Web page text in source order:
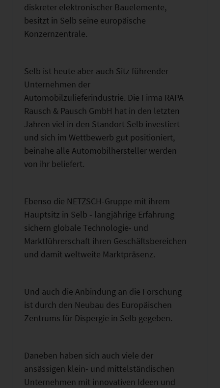
diskreter elektronischer Bauelemente,
besitzt in Selb seine europäische
Konzernzentrale.
Selb ist heute aber auch Sitz führender
Unternehmen der
Automobilzulieferindustrie. Die Firma RAPA
Rausch & Pausch GmbH hat in den letzten
Jahren viel in den Standort Selb investiert
und sich im Wettbewerb gut positioniert,
beinahe alle Automobilhersteller werden
von ihr beliefert.
Ebenso die NETZSCH-Gruppe mit ihrem
Hauptsitz in Selb - langjährige Erfahrung
sichern globale Technologie- und
Marktführerschaft ihren Geschäftsbereichen
und damit weltweite Marktpräsenz.
Und auch die Anbindung an die Forschung
ist durch den Neubau des Europäischen
Zentrums für Dispergie in Selb gegeben.
Daneben haben sich auch viele der
ansässigen klein- und mittelständischen
Unternehmen mit innovativen Ideen und